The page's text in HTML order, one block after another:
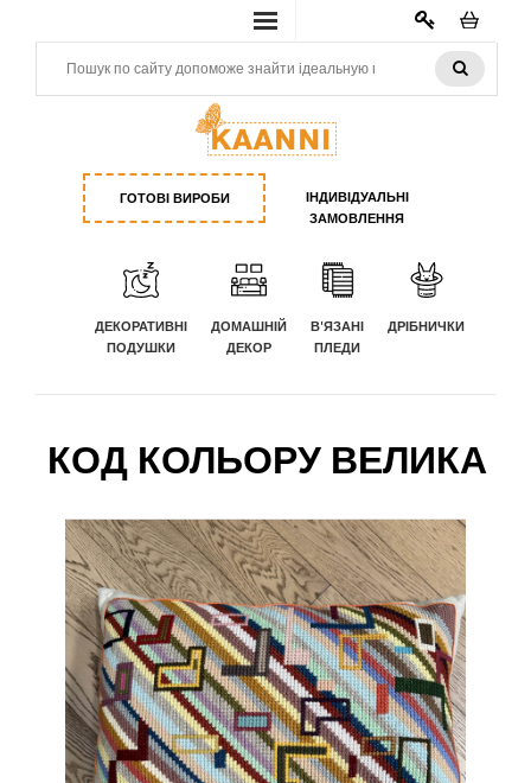
КАБИНЕТ
ГОТОВІ ВИРОБИ
ІНДИВІДУАЛЬНІ
ЗАМОВЛЕННЯ
ДЕКОРАТИВНІ
ПОДУШКИ
ДОМАШНІЙ
ДЕКОР
В'ЯЗАНІ
ПЛЕДИ
ДРІБНИЧКИ
КОД КОЛЬОРУ ВЕЛИКА